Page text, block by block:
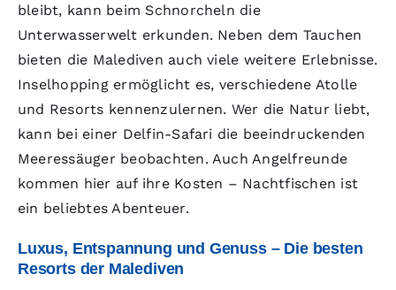
bleibt, kann beim Schnorcheln die
Unterwasserwelt erkunden. Neben dem Tauchen
bieten die Malediven auch viele weitere Erlebnisse.
Inselhopping ermöglicht es, verschiedene Atolle
und Resorts kennenzulernen. Wer die Natur liebt,
kann bei einer Delfin-Safari die beeindruckenden
Meeressäuger beobachten. Auch Angelfreunde
kommen hier auf ihre Kosten – Nachtfischen ist
ein beliebtes Abenteuer.
Luxus, Entspannung und Genuss – Die besten
Resorts der Malediven